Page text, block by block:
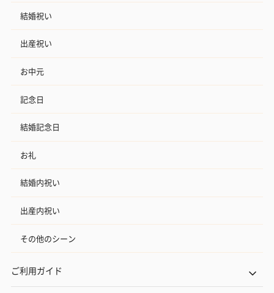
結婚祝い
出産祝い
お中元
記念日
結婚記念日
お礼
結婚内祝い
出産内祝い
その他のシーン
ご利用ガイド